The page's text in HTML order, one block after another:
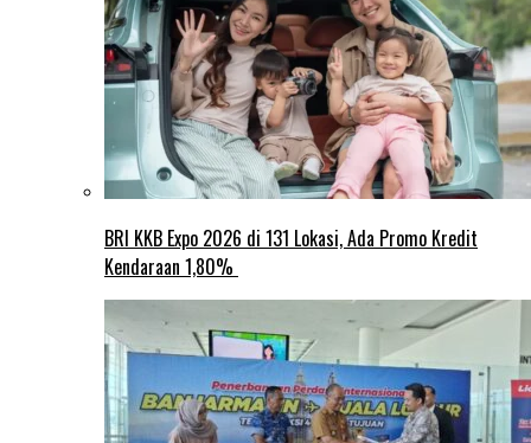
BRI KKB Expo 2026 di 131 Lokasi, Ada Promo Kredit
Kendaraan 1,80%